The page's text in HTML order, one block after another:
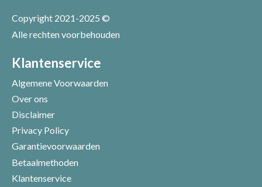
Copyright 2021-2025 ©
Alle rechten voorbehouden
Klantenservice
Algemene Voorwaarden
Over ons
Disclaimer
Privacy Policy
Garantievoorwaarden
Betaalmethoden
Klantenservice